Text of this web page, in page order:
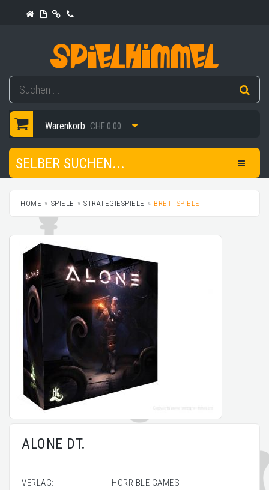
Warenkorb: CHF 0.00
SELBER SUCHEN...
HOME SPIELE STRATEGIESPIELE BRETTSPIELE
ALONE DT.
VERLAG:
HORRIBLE GAMES